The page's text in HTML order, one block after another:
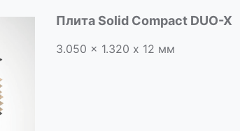
Плита Solid Compact DUO-X
3.050 x 1.320 х 12 мм